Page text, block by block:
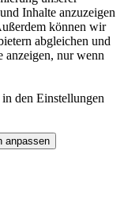
Inhalte anzuzeigen
können wir
abgleichen und
anzeigen, nur wenn
den Einstellungen
anpassen